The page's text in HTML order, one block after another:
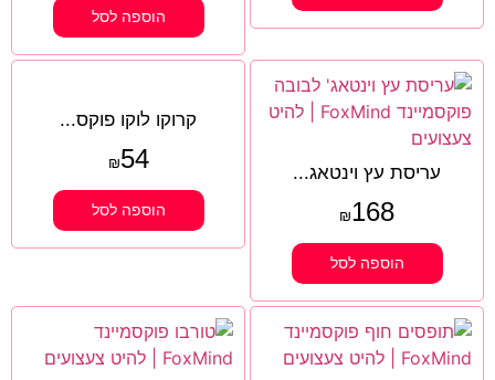
הוספה לסל
עריסת עץ וינטאג...
₪168
הוספה לסל
קרוקו לוקו פוקס...
₪54
הוספה לסל